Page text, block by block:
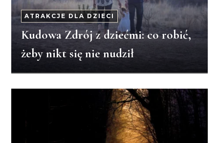
ATRAKCJE DLA DZIECI
Kudowa Zdrój z dziećmi: co robić,
żeby nikt się nie nudził